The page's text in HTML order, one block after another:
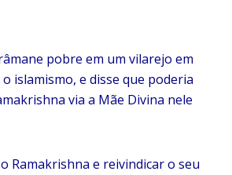
pobre em um vilarejo em
islamismo, e disse que poderia
via a Mãe Divina nele
Ramakrishna e reivindicar o seu